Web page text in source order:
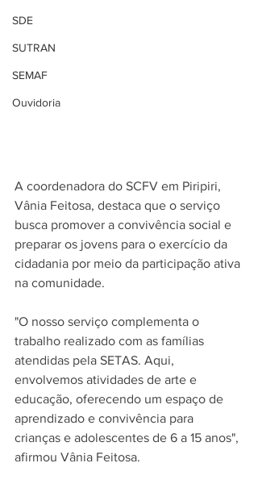
SDE
SUTRAN
SEMAF
Ouvidoria
A coordenadora do SCFV em Piripiri,
Vânia Feitosa, destaca que o serviço
busca promover a convivência social e
preparar os jovens para o exercício da
cidadania por meio da participação ativa
na comunidade.
"O nosso serviço complementa o
trabalho realizado com as famílias
atendidas pela SETAS. Aqui,
envolvemos atividades de arte e
educação, oferecendo um espaço de
aprendizado e convivência para
crianças e adolescentes de 6 a 15 anos",
afirmou Vânia Feitosa.